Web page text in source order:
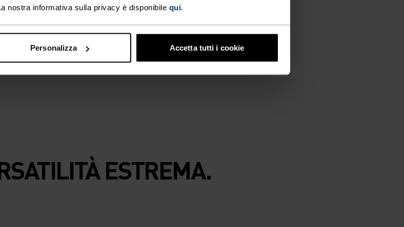
nostra informativa sulla privacy è disponibile qui.
Personalizza Accetta tutti i cookie
ESTREMA.